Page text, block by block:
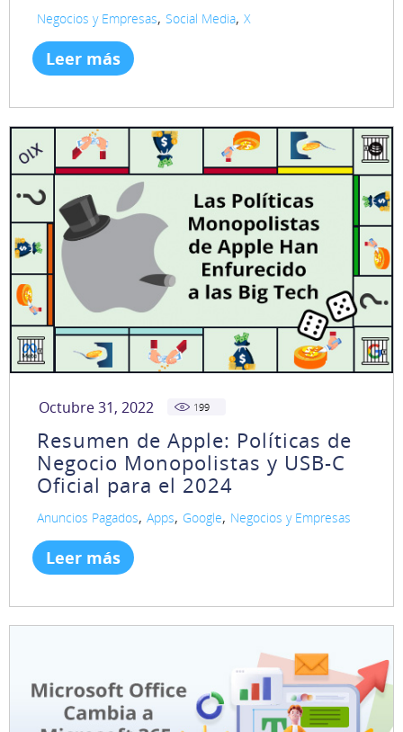
Negocios y Empresas, Social Media, X
Leer más
Octubre 31, 2022 199
Resumen de Apple: Políticas de
Negocio Monopolistas y USB-C
Oficial para el 2024
Anuncios Pagados, Apps, Google, Negocios y Empresas
Leer más